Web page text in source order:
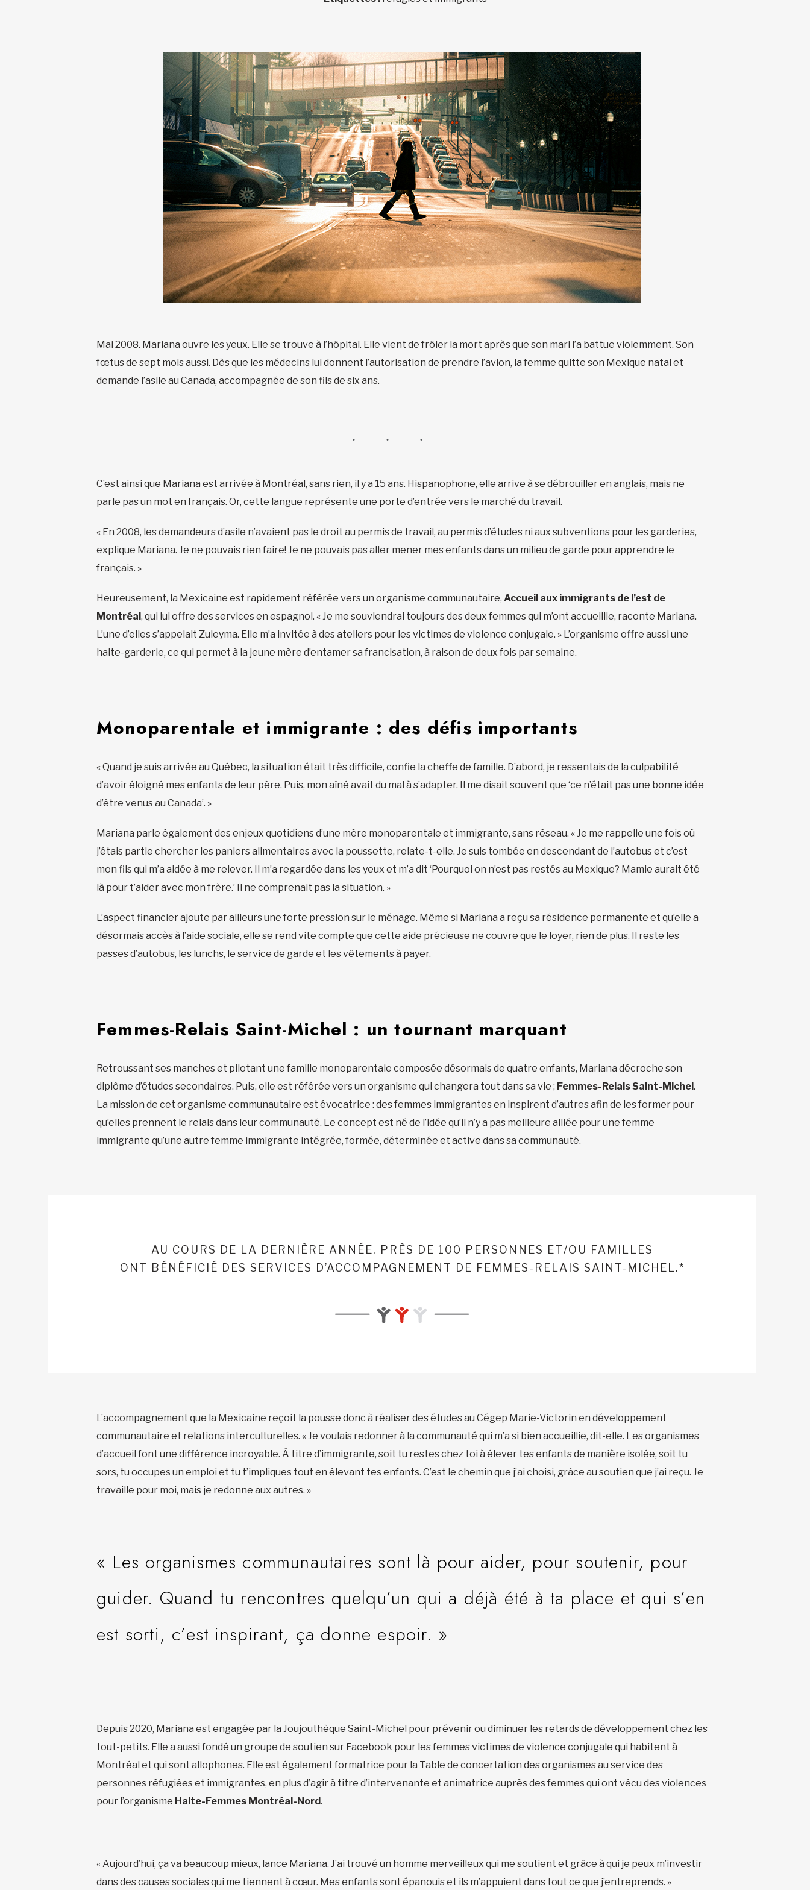
Mai 2008. Mariana ouvre les yeux. Elle se trouve à l’hôpital. Elle vient de frôler la mort après que son mari l’a battue violemment. Son
fœtus de sept mois aussi. Dès que les médecins lui donnent l’autorisation de prendre l’avion, la femme quitte son Mexique natal et
demande l’asile au Canada, accompagnée de son fils de six ans.
C’est ainsi que Mariana est arrivée à Montréal, sans rien, il y a 15 ans. Hispanophone, elle arrive à se débrouiller en anglais, mais ne
parle pas un mot en français. Or, cette langue représente une porte d’entrée vers le marché du travail.
« En 2008, les demandeurs d’asile n’avaient pas le droit au permis de travail, au permis d’études ni aux subventions pour les garderies,
explique Mariana. Je ne pouvais rien faire! Je ne pouvais pas aller mener mes enfants dans un milieu de garde pour apprendre le
français. »
Heureusement, la Mexicaine est rapidement référée vers un organisme communautaire, Accueil aux immigrants de l’est de
Montréal, qui lui offre des services en espagnol. « Je me souviendrai toujours des deux femmes qui m’ont accueillie, raconte Mariana.
L’une d’elles s’appelait Zuleyma. Elle m’a invitée à des ateliers pour les victimes de violence conjugale. » L’organisme offre aussi une
halte-garderie, ce qui permet à la jeune mère d’entamer sa francisation, à raison de deux fois par semaine.
Monoparentale et immigrante : des défis importants
« Quand je suis arrivée au Québec, la situation était très difficile, confie la cheffe de famille. D’abord, je ressentais de la culpabilité
d’avoir éloigné mes enfants de leur père. Puis, mon aîné avait du mal à s’adapter. Il me disait souvent que ‘ce n’était pas une bonne idée
d’être venus au Canada’. »
Mariana parle également des enjeux quotidiens d’une mère monoparentale et immigrante, sans réseau. « Je me rappelle une fois où
j’étais partie chercher les paniers alimentaires avec la poussette, relate-t-elle. Je suis tombée en descendant de l’autobus et c’est
mon fils qui m’a aidée à me relever. Il m’a regardée dans les yeux et m’a dit ‘Pourquoi on n’est pas restés au Mexique? Mamie aurait été
là pour t’aider avec mon frère.’ Il ne comprenait pas la situation. »
L’aspect financier ajoute par ailleurs une forte pression sur le ménage. Même si Mariana a reçu sa résidence permanente et qu’elle a
désormais accès à l’aide sociale, elle se rend vite compte que cette aide précieuse ne couvre que le loyer, rien de plus. Il reste les
passes d’autobus, les lunchs, le service de garde et les vêtements à payer.
Femmes-Relais Saint-Michel : un tournant marquant
Retroussant ses manches et pilotant une famille monoparentale composée désormais de quatre enfants, Mariana décroche son
diplôme d’études secondaires. Puis, elle est référée vers un organisme qui changera tout dans sa vie ; Femmes-Relais Saint-Michel.
La mission de cet organisme communautaire est évocatrice : des femmes immigrantes en inspirent d’autres afin de les former pour
qu’elles prennent le relais dans leur communauté. Le concept est né de l’idée qu’il n’y a pas meilleure alliée pour une femme
immigrante qu’une autre femme immigrante intégrée, formée, déterminée et active dans sa communauté.
AU COURS DE LA DERNIÈRE ANNÉE, PRÈS DE 100 PERSONNES ET/OU FAMILLES
ONT BÉNÉFICIÉ DES SERVICES D’ACCOMPAGNEMENT DE FEMMES-RELAIS SAINT-MICHEL.*
L’accompagnement que la Mexicaine reçoit la pousse donc à réaliser des études au Cégep Marie-Victorin en développement
communautaire et relations interculturelles. « Je voulais redonner à la communauté qui m’a si bien accueillie, dit-elle. Les organismes
d’accueil font une différence incroyable. À titre d’immigrante, soit tu restes chez toi à élever tes enfants de manière isolée, soit tu
sors, tu occupes un emploi et tu t’impliques tout en élevant tes enfants. C’est le chemin que j’ai choisi, grâce au soutien que j’ai reçu. Je
travaille pour moi, mais je redonne aux autres. »
« Les organismes communautaires sont là pour aider, pour soutenir, pour
guider. Quand tu rencontres quelqu’un qui a déjà été à ta place et qui s’en
est sorti, c’est inspirant, ça donne espoir. »
Depuis 2020, Mariana est engagée par la Joujouthèque Saint-Michel pour prévenir ou diminuer les retards de développement chez les
tout-petits. Elle a aussi fondé un groupe de soutien sur Facebook pour les femmes victimes de violence conjugale qui habitent à
Montréal et qui sont allophones. Elle est également formatrice pour la Table de concertation des organismes au service des
personnes réfugiées et immigrantes, en plus d’agir à titre d’intervenante et animatrice auprès des femmes qui ont vécu des violences
pour l’organisme Halte-Femmes Montréal-Nord.
« Aujourd’hui, ça va beaucoup mieux, lance Mariana. J’ai trouvé un homme merveilleux qui me soutient et grâce à qui je peux m’investir
dans des causes sociales qui me tiennent à cœur. Mes enfants sont épanouis et ils m’appuient dans tout ce que j’entreprends. »